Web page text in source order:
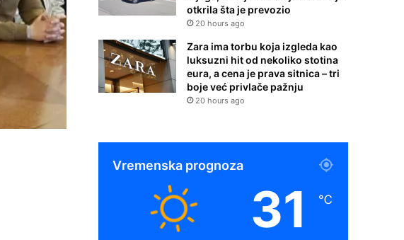
otkrila šta je prevozio
20 hours ago
Zara ima torbu koja izgleda kao
luksuzni hit od nekoliko stotina
eura, a cena je prava sitnica – tri
boje već privlače pažnju
20 hours ago
Vremenska prognoza
31 ℃